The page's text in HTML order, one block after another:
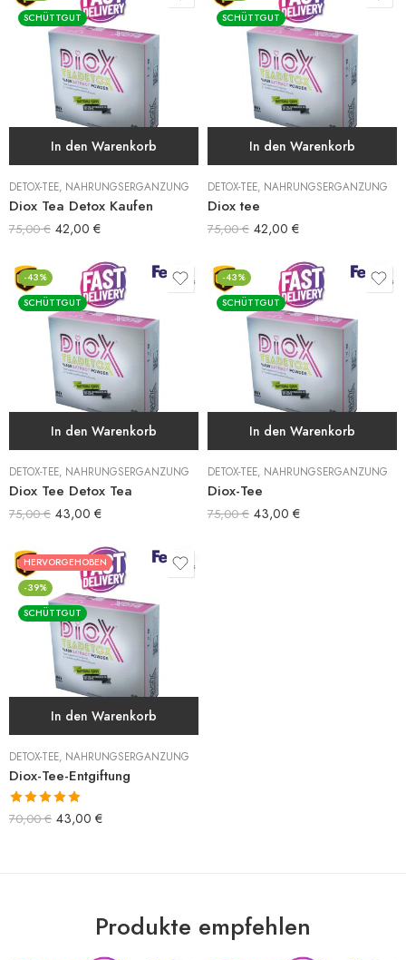
SCHÜTTGUT
In den Warenkorb
DETOX-TEE, NAHRUNGSERGÄNZUNG
Diox Tea Detox Kaufen
75,00€ 42,00 €
SCHÜTTGUT
In den Warenkorb
DETOX-TEE, NAHRUNGSERGÄNZUNG
Diox tee
75,00€ 42,00 €
-43%
SCHÜTTGUT
In den Warenkorb
DETOX-TEE, NAHRUNGSERGÄNZUNG
Diox Tee Detox Tea
75,00€ 43,00 €
-43%
SCHÜTTGUT
In den Warenkorb
DETOX-TEE, NAHRUNGSERGÄNZUNG
Diox-Tee
75,00€ 43,00 €
HERVORGEHOBEN
-39%
SCHÜTTGUT
In den Warenkorb
DETOX-TEE, NAHRUNGSERGÄNZUNG
Diox-Tee-Entgiftung
Bewertet mit
70,00€ 43,00 €
Produkte empfehlen